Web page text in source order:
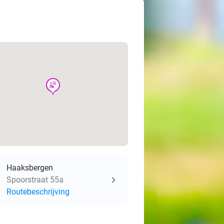
wellness
Haaksbergen
Spoorstraat 55a
Routebeschrijving